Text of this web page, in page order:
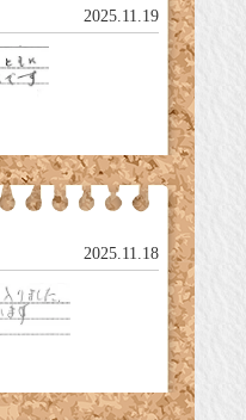
2025.11.19
2025.11.18